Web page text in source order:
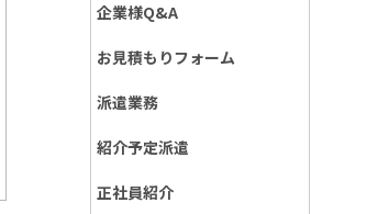
企業様Q&A
お見積もりフォーム
派遣業務
紹介予定派遣
正社員紹介